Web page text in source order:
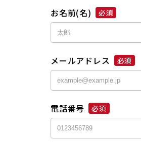
お名前(名) 必須
メールアドレス 必須
電話番号 必須